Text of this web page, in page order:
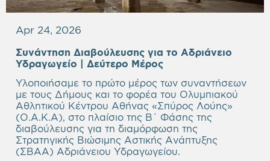
Apr 24, 2026
Συνάντηση Διαβούλευσης για το Αδριάνειο
Υδραγωγείο | Δεύτερο Μέρος
Υλοποιήσαμε το πρώτο μέρος των συναντήσεων
με τους Δήμους και το φορέα του Ολυμπιακού
Αθλητικού Κέντρου Αθήνας «Σπύρος Λούης»
(Ο.Α.Κ.Α), στο πλαίσιο της Β΄ Φάσης της
διαβούλευσης για τη διαμόρφωση της
Στρατηγικής Βιώσιμης Αστικής Ανάπτυξης
(ΣΒΑΑ) Αδριάνειου Υδραγωγείου.